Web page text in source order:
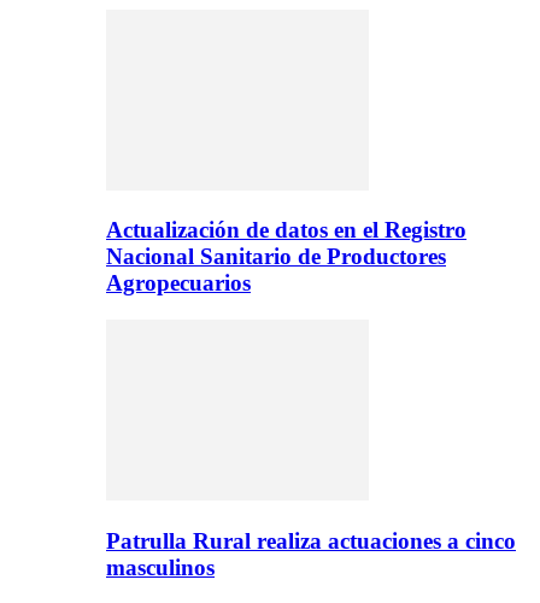
Actualización de datos en el Registro
Nacional Sanitario de Productores
Agropecuarios
Patrulla Rural realiza actuaciones a cinco
masculinos